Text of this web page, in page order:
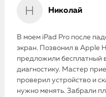
Николай
В моем iPad Pro после
экран. Позвонил в Apple
предложили бесплатный
диагностику. Мастер
проверил устройство и
нужно менять. Забрали